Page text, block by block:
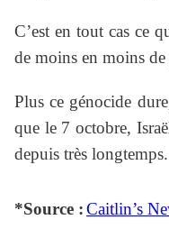
C’est en tout cas ce
de moins en moins
Plus ce génocide
que le 7 octobre,
depuis très longtemps.
*Source :Caitlin’s